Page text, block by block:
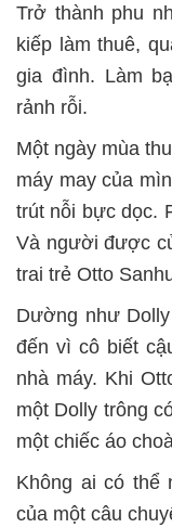
Trở thành phu
kiếp làm thuê,
gia đình. Làm
rảnh rỗi.
Một ngày mùa
máy may của
trút nỗi bực dọc.
Và người được
trai trẻ Otto
Dường như
đến vì cô biết
nhà máy. Khi
một Dolly trông
một chiếc áo
Không ai có thể
của một câu